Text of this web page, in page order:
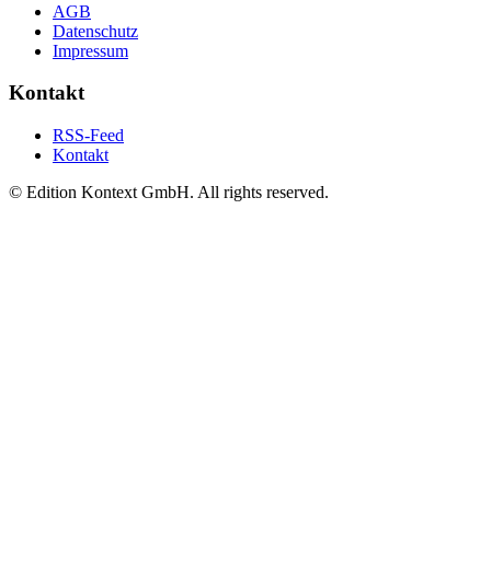
AGB
Datenschutz
Impressum
Kontakt
RSS-Feed
Kontakt
© Edition Kontext GmbH. All rights reserved.